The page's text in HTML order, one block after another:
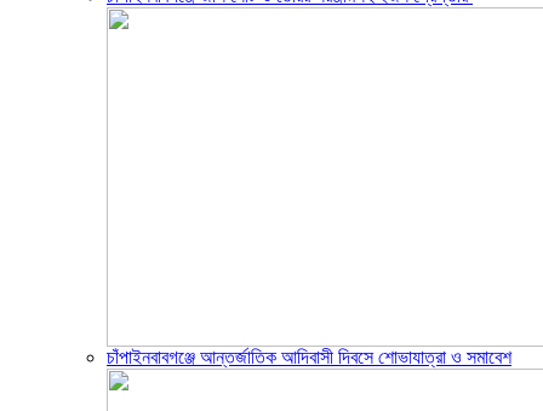
চাঁপাইনবাবগঞ্জে আন্তর্জাতিক আদিবাসী দিবসে শোভাযাত্রা ও সমাবেশ